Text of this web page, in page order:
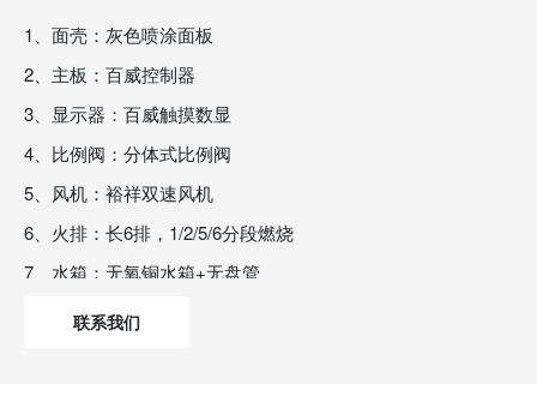
1、面壳：灰色喷涂面板
2、主板：百威控制器
3、显示器：百威触摸数显
4、比例阀：分体式比例阀
5、风机：裕祥双速风机
6、火排：长6排，1/2/5/6分段燃烧
7、水箱：无氧铜水箱+无盘管
8、电源线：带漏保电源线
联系我们